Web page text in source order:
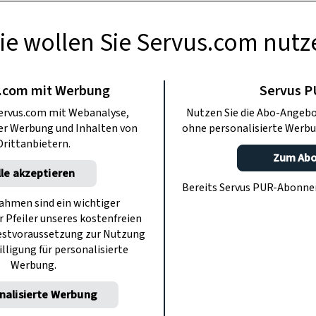
Urlaub – in
Mit Lausbuben-Charme und 80er-
Ostrowski durch das Wintersport-
Sölden.
wollen Sie Servus.com
mit Werbung
mit Webanalyse,
Werbung und Inhalten von
akzeptieren
sind ein wichtiger
unseres kostenfreien
zur Nutzung
für personalisierte
Werbung.
Werbung
Servus
Nutzen Sie die Abo-
ohne personalisierte
Zum
Bereits Servus PUR-